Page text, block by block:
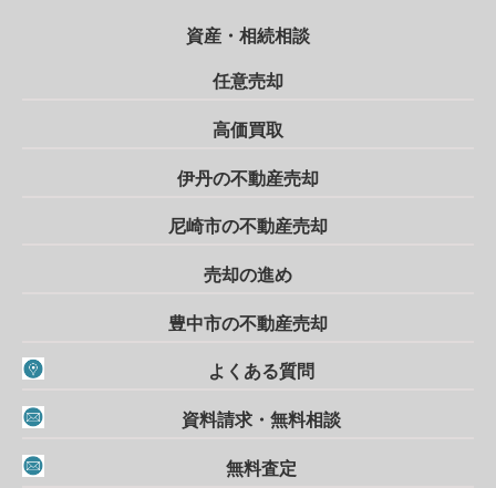
資産・相続相談
任意売却
高価買取
伊丹の不動産売却
尼崎市の不動産売却
売却の進め
豊中市の不動産売却
よくある質問
資料請求・無料相談
無料査定